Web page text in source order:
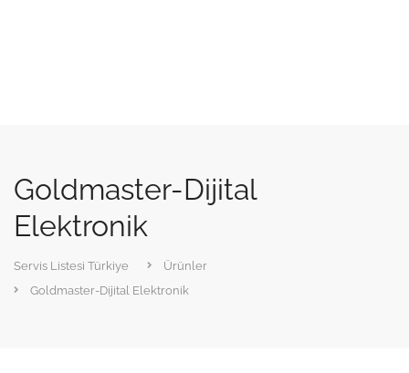
Goldmaster-Dijital
Elektronik
Servis Listesi Türkiye
Ürünler
Goldmaster-Dijital Elektronik